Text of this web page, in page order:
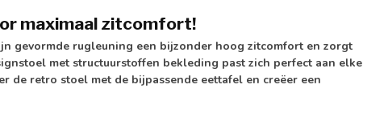
maximaal zitcomfort!
gevormde rugleuning een bijzonder hoog zitcomfort en zorgt
met structuurstoffen bekleding past zich perfect aan elke
de retro stoel met de bijpassende eettafel en creëer een